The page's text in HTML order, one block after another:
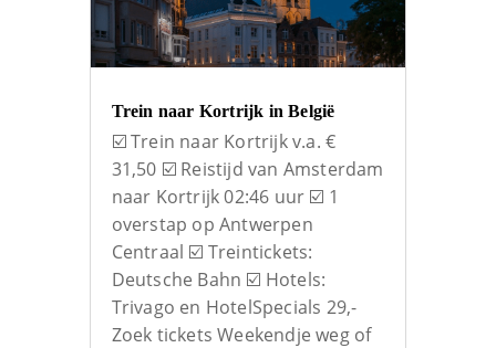
Trein naar Kortrijk in België
☑️ Trein naar Kortrijk v.a. €
31,50 ☑️ Reistijd van Amsterdam
naar Kortrijk 02:46 uur ☑️ 1
overstap op Antwerpen
Centraal ☑️ Treintickets:
Deutsche Bahn ☑️ Hotels:
Trivago en HotelSpecials 29,-
Zoek tickets Weekendje weg of